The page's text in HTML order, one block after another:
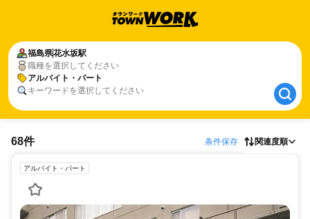
福島県花水坂駅
職種を選択してください
アルバイト・パート
キーワードを選択してください
福島県花水坂駅
アルバイト・パート
68件 条件保存 関連度順
アルバイト・パート